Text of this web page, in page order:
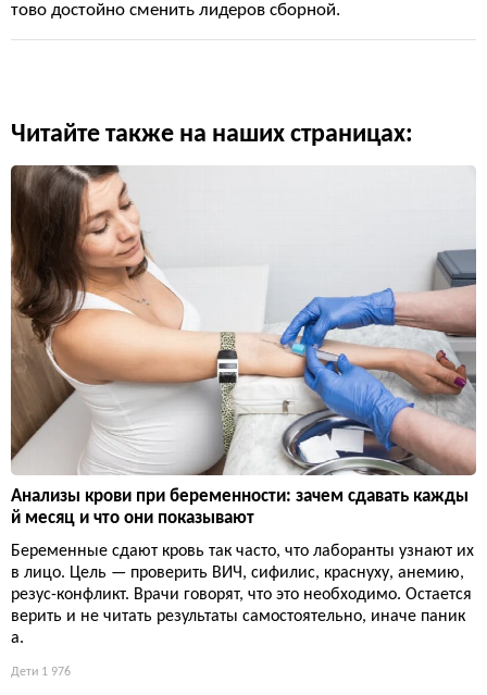
тово достойно сменить лидеров сборной.
Читайте также на наших страницах:
Анализы крови при беременности: зачем сдавать кажды
й месяц и что они показывают
Беременные сдают кровь так часто, что лаборанты узнают их
в лицо. Цель — проверить ВИЧ, сифилис, краснуху, анемию,
резус-конфликт. Врачи говорят, что это необходимо. Остается
верить и не читать результаты самостоятельно, иначе паник
а.
Дети 1 976